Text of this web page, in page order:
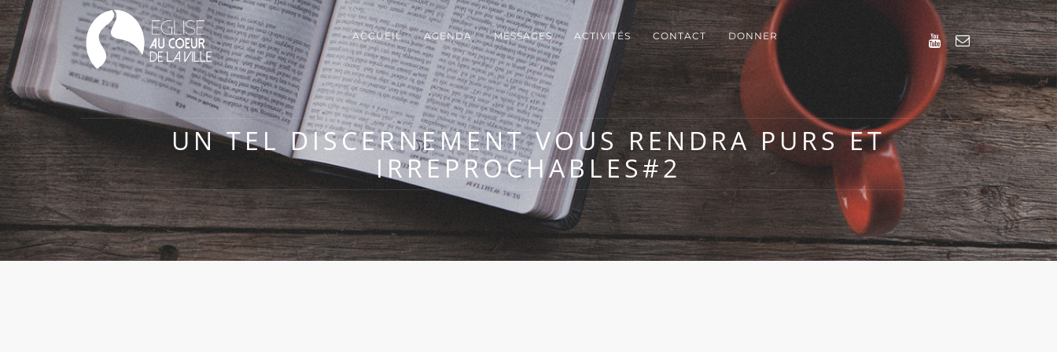
ACCUEIL AGENDA MESSAGES ACTIVITÉS CONTACT DONNER
UN TEL DISCERNEMENT VOUS RENDRA PURS ET
IRREPROCHABLES#2